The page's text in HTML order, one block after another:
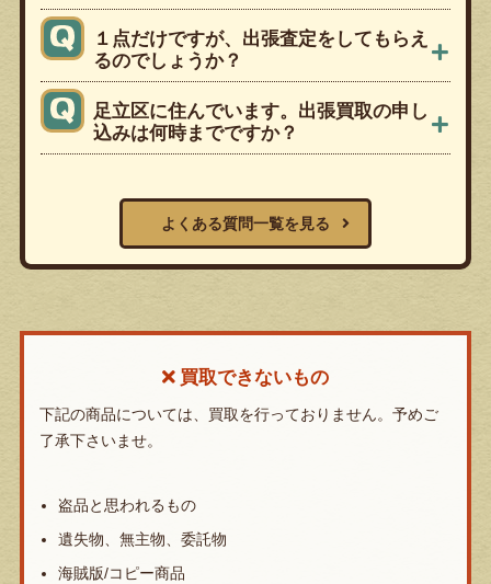
１点だけですが、出張査定をしてもらえ
るのでしょうか？
足立区に住んでいます。出張買取の申し
込みは何時までですか？
よくある質問一覧を見る
買取できないもの
下記の商品については、買取を行っておりません。予めご
了承下さいませ。
盗品と思われるもの
遺失物、無主物、委託物
海賊版/コピー商品